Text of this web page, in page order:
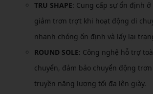
TRU SHAPE: Cung cấp sự ổn định
giảm trơn trợt khi hoạt động di
nhanh chóng ổn định và lấy lại
ROUND SOLE: Công nghệ hỗ trợ
chuyển, đảm bảo chuyển động
truyền năng lượng tối đa lên giày.